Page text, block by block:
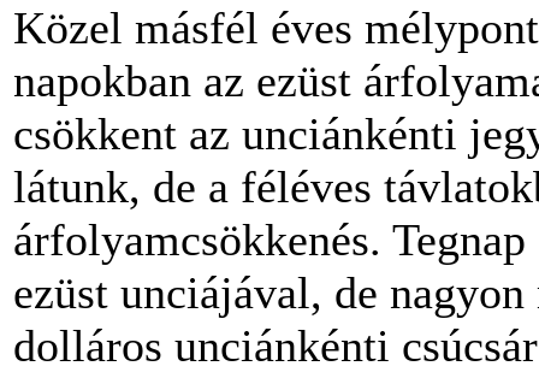
Közel másfél éves
napokban az ezüst
csökkent az unciánkénti
látunk, de a féléves
árfolyamcsökkenés.
ezüst unciájával, de
dolláros unciánkénti